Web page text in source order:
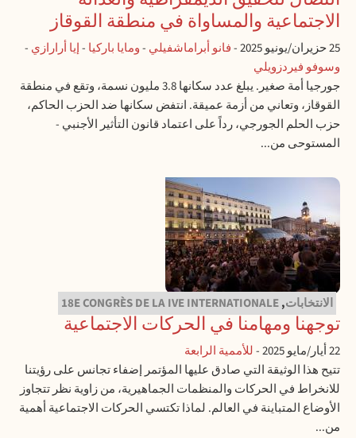
الاجتماعية والمساواة في منطقة القوقاز
25 حزيران/يونيو 2025 -فانو أبراماشفيلي -ومايا باركيا -إيا أرارازي -
وسوفو فيردزويلي
جورجيا أمة صغير. يبلغ عدد سكانها 3.8 مليون نسمة، وتقع في منطقة
القوقاز، وتعاني من أزمة عميقة. انتفض سكانها ضد الحزب الحاكم،
حزب الحلم الجورجي، رداً على اعتماد قانون التأثير الأجنبي -
المستوحى من...
الانتخابات,
18E CONGRÈS DE LA IVE INTERNATIONALE
توجهنا ومهامنا في الحركات الاجتماعية
22 أيار/مايو 2025 -للأممية الرابعة
تتيح هذا الوثيقة التي صادق عليها المؤتمر إضفاء تجانس على رؤيتنا
للانخراط في الحركات والمنظمات الجماهيرية، من زاوية نظر تتجاوز
الأوضاع المتباينة في العالم. لماذا تكتسي الحركات الاجتماعية أهمية
من...